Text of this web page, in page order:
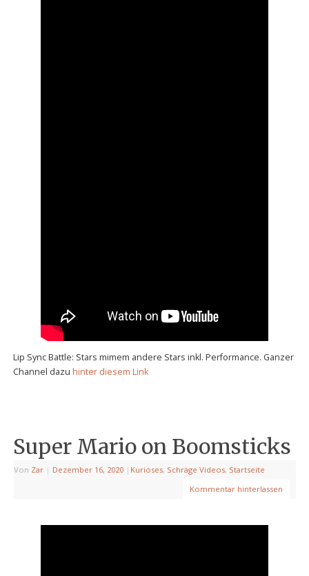
Lip Sync Battle: Stars mimem andere Stars inkl. Performance. Ganzer
Channel dazu hinter diesem Link
Super Mario on Boomsticks
Von Zar | Dezember 16, 2020 | Kurioses, Schräge Videos, Startseite
Kommentar hinterlassen